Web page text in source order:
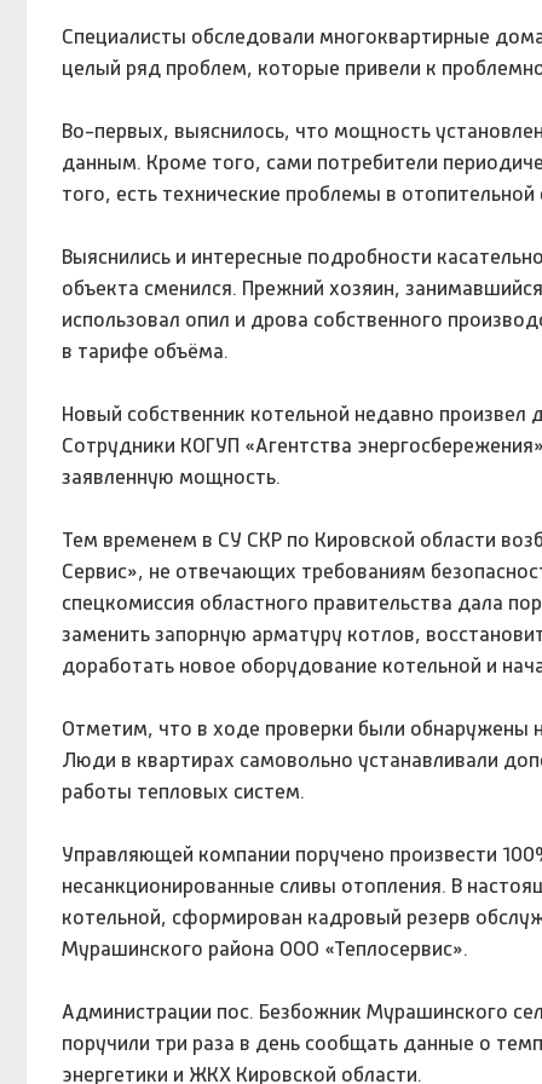
Специалисты обследовали многоквартирные
целый ряд проблем, которые привели к
Во-первых, выяснилось, что мощность
данным. Кроме того, сами потребители
того, есть технические проблемы в
Выяснились и интересные подробности
объекта сменился. Прежний хозяин,
использовал опил и дрова собственного
в тарифе объёма.
Новый собственник котельной недавно
Сотрудники КОГУП «Агентства
заявленную мощность.
Тем временем в СУ СКР по Кировской области
Сервис», не отвечающих требованиям
спецкомиссия областного правительства дала
заменить запорную арматуру котлов,
доработать новое оборудование котельной и
Отметим, что в ходе проверки были обнаружены
Люди в квартирах самовольно устанавливали
работы тепловых систем.
Управляющей компании поручено произвести
несанкционированные сливы отопления. В
котельной, сформирован кадровый резерв
Мурашинского района ООО «Теплосервис».
Администрации пос. Безбожник Мурашинского
поручили три раза в день сообщать данные о
энергетики и ЖКХ Кировской области.